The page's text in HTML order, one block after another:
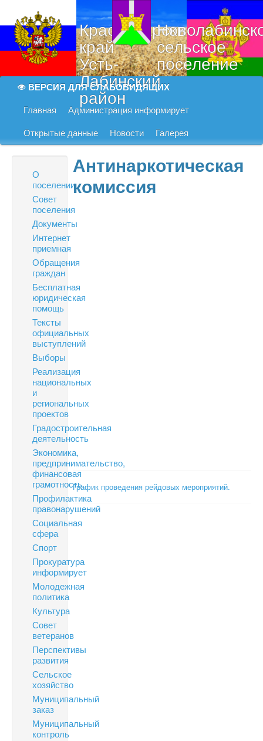
Краснодарский
край
Усть-
Лабинский
район
сельское
поселение
ВЕРСИЯ ДЛЯ СЛАБОВИДЯЩИХ
Главная Администрация информирует
Открытые данные Новости Галерея
О
поселении
Совет
поселения
Документы
Интернет
приемная
Обращения
граждан
Бесплатная
юридическая
помощь
Тексты
официальных
выступлений
Выборы
Реализация
национальных
и
региональных
проектов
Градостроительная
деятельность
Экономика,
предпринимательство,
финансовая
грамотность
Профилактика
правонарушений
Социальная
сфера
Спорт
Прокуратура
информирует
Молодежная
политика
Культура
Совет
ветеранов
Перспективы
развития
Сельское
хозяйство
Муниципальный
заказ
Муниципальный
контроль
Антинаркотическая
комиссия
График проведения рейдовых мероприятий.